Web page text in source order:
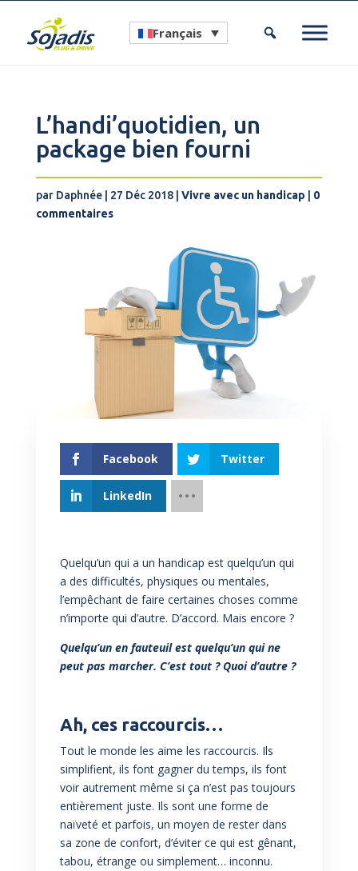
Français
L’handi’quotidien, un
package bien fourni
par Daphnée| 27 Déc 2018| Vivre avec un handicap
0
commentaires
Facebook Twitter
LinkedIn
Quelqu’un qui a un handicap est quelqu’un qui
a des difficultés, physiques ou mentales,
l’empêchant de faire certaines choses comme
n’importe qui d’autre. D’accord. Mais encore ?
Quelqu’un en fauteuil est quelqu’un qui ne
peut pas marcher. C’est tout ? Quoi d’autre ?
Ah, ces raccourcis…
Tout le monde les aime les raccourcis. Ils
simplifient, ils font gagner du temps, ils font
voir autrement même si ça n’est pas toujours
entièrement juste. Ils sont une forme de
naïveté et parfois, un moyen de rester dans
sa zone de confort, d’éviter ce qui est gênant,
tabou, étrange ou simplement… inconnu.